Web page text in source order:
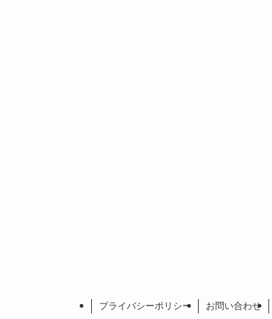
プライバシーポリシー お問い合わせ